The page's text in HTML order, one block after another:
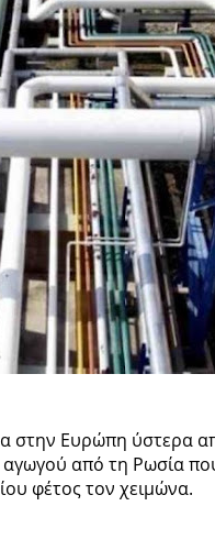
στην Ευρώπη ύστερα
από τη Ρωσία που
φέτος τον χειμώνα.